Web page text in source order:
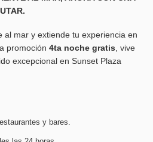
al mar y extiende tu experiencia en
promoción 4ta noche gratis , vive
excepcional en Sunset Plaza
y bares.